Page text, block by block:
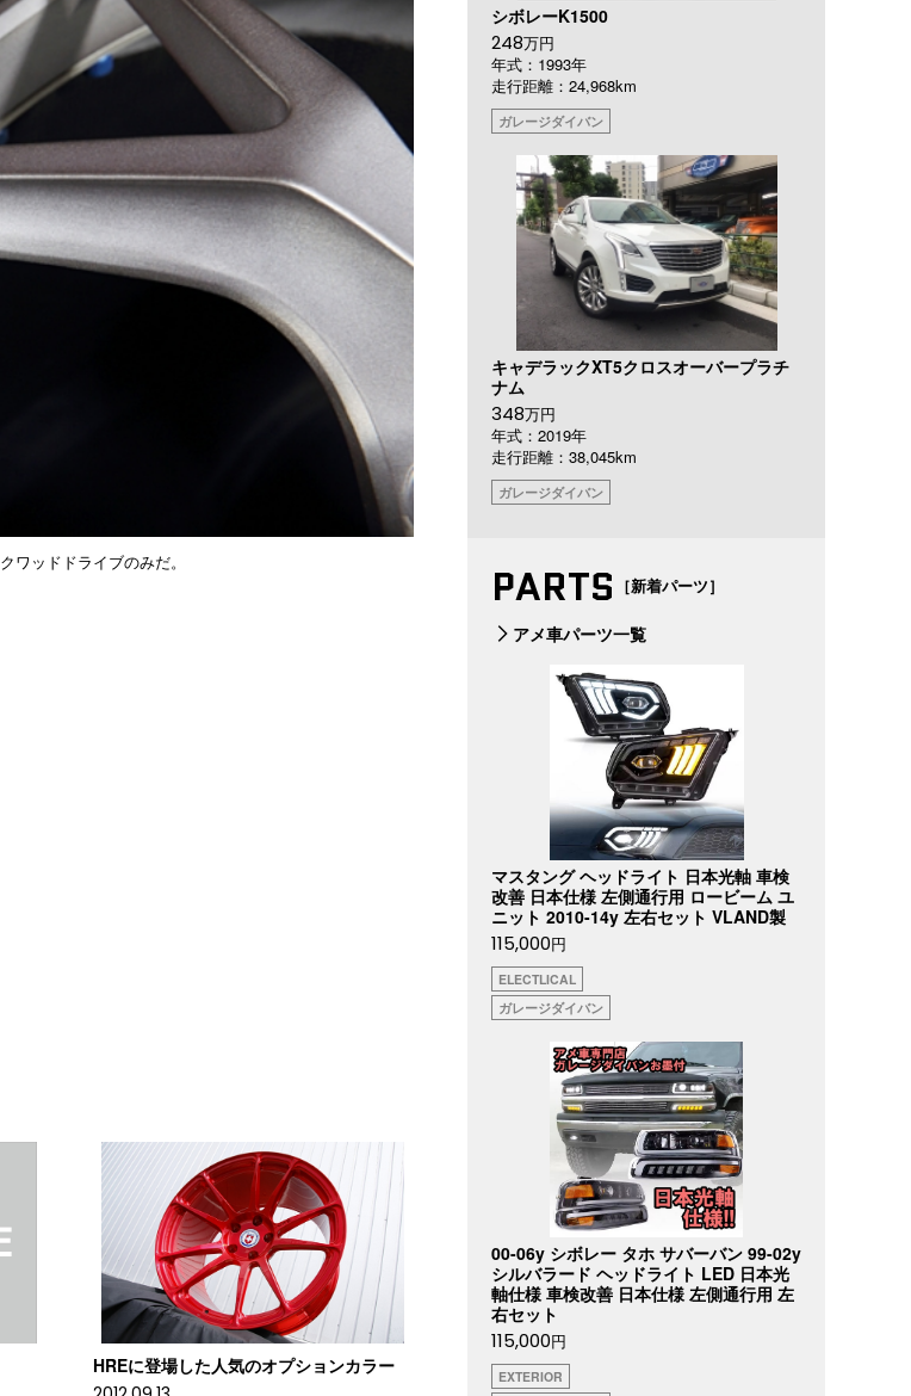
クワッドドライブのみだ。
HREに登場した人気のオプションカラー
シボレーK1500
248万円
年式：1993年
走行距離：24,968km
ガレージダイバン
キャデラックXT5クロスオーバープラチ
ナム
348万円
年式：2019年
走行距離：38,045km
ガレージダイバン
PARTS ［新着パーツ］
アメ車パーツ一覧
マスタング ヘッドライト 日本光軸 車検
改善 日本仕様 左側通行用 ロービーム ユ
ニット 2010-14y 左右セット VLAND製
115,000円
ELECTLICAL
ガレージダイバン
00-06y シボレー タホ サバーバン 99-02y
シルバラード ヘッドライト LED 日本光
軸仕様 車検改善 日本仕様 左側通行用 左
右セット
115,000円
EXTERIOR